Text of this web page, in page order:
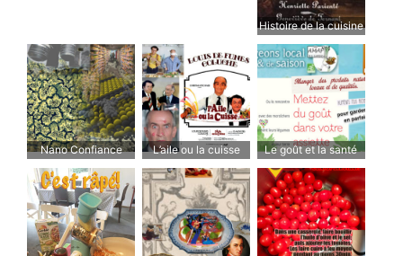
Histoire de la cuisine
française
Nano Confiance L’aile ou la cuisse Le goût et la santé